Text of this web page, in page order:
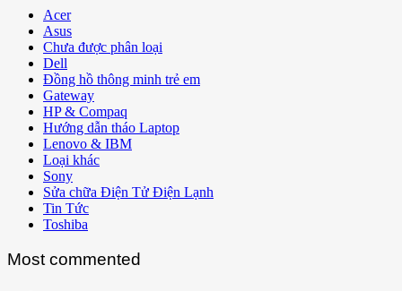
Acer
Asus
Chưa được phân loại
Dell
Đồng hồ thông minh trẻ em
Gateway
HP & Compaq
Hướng dẫn tháo Laptop
Lenovo & IBM
Loại khác
Sony
Sửa chữa Điện Tử Điện Lạnh
Tin Tức
Toshiba
Most commented